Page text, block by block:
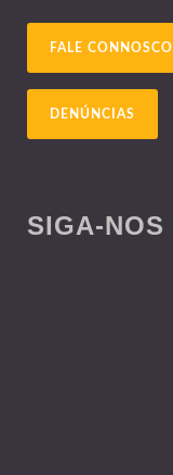
FALE CONNOSCO
DENÚNCIAS
SIGA-NOS